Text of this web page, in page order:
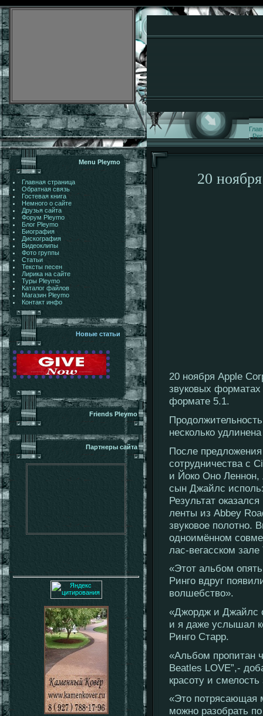
|
Menu Pleymo
Главная страница
Обратная связь
Гостевая книга
Немного о сайте
Друзья сайта
Форум Pleymo
Блог Pleymo
Биография
Дискография
Видеоклипы
Фото группы
Статьи
Тексты песен
Лирика на сайте
Туры Pleymo
Каталог файлов
Магазин Pleymo
Контакт инфо
Новые статьи
Friends Pleymo
Партнеры сайта
20
20 ноября Apple
звуковых
формате 5.1.
несколько
После
сотрудничества с
и Йоко Оно Леннон,
сын Джайлс
Результат
ленты из Abbey
звуковое полотно.
одноимённом
лас-вегасском
«Этот альбом
Ринго вдруг
волшебство».
«Джордж и Джайлс
и я даже услышал
Ринго Старр.
«Альбом пропитан
Beatles LOVE”,-
красоту и
«Это потрясающая
можно разобрать